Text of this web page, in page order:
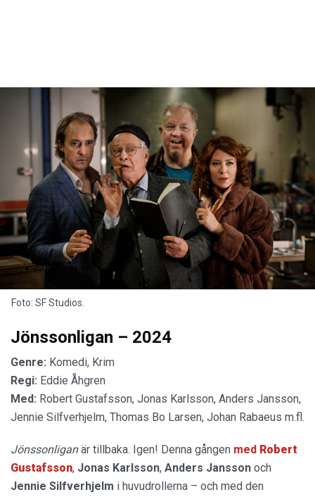
Foto: SF Studios.
Jönssonligan – 2024
Genre: Komedi, Krim
Regi: Eddie Åhgren
Med: Robert Gustafsson, Jonas Karlsson, Anders Jansson,
Jennie Silfverhjelm, Thomas Bo Larsen, Johan Rabaeus m.fl.
Jönssonliganär tillbaka. Igen! Denna gången med Robert
Gustafsson, Jonas Karlsson, Anders Jansson och
Jennie Silfverhjelm i huvudrollerna – och med den